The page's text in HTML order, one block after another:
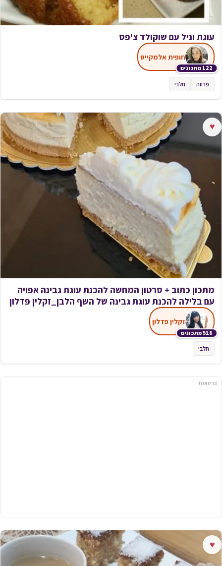
עוגת וניל עם שוקולד צ'פס
122 מתכונים
חופית אלמקייס
פרווה חלבי
♥
מתכון כתוב + סרטון המחשה להכנת עוגת גבינה אפויה
עם בלילה להכנת עוגת גבינה של השף הלבן_זקלין פדלון
518 מתכונים
זקלין פדלון
חלבי
פרסומת
♥